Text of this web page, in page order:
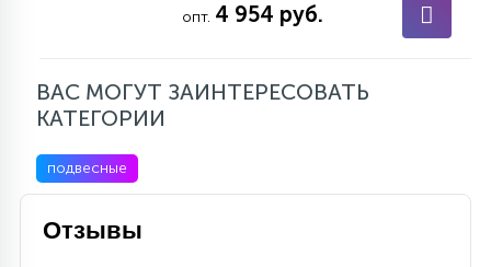
опт. 4 954 руб.
ВАС МОГУТ ЗАИНТЕРЕСОВАТЬ
КАТЕГОРИИ
подвесные
Отзывы